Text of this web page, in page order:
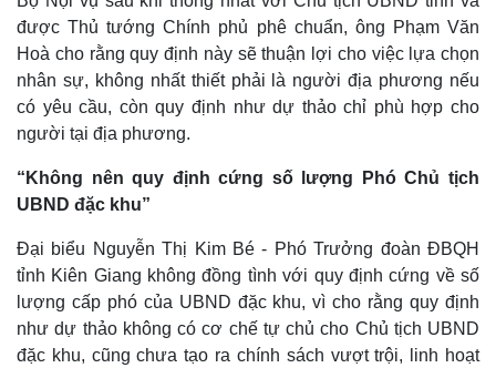
Tỷ giá
Chứng khoán
Giá cà phê
được Thủ tướng Chính phủ phê chuẩn, ông Phạm Văn
Hoà cho rằng quy định này sẽ thuận lợi cho việc lựa chọn
nhân sự, không nhất thiết phải là người địa phương nếu
có yêu cầu, còn quy định như dự thảo chỉ phù hợp cho
người tại địa phương.
“Không nên quy định cứng số lượng Phó Chủ tịch
UBND đặc khu”
Đại biểu Nguyễn Thị Kim Bé - Phó Trưởng đoàn ĐBQH
tỉnh Kiên Giang không đồng tình với quy định cứng về số
lượng cấp phó của UBND đặc khu, vì cho rằng quy định
như dự thảo không có cơ chế tự chủ cho Chủ tịch UBND
đặc khu, cũng chưa tạo ra chính sách vượt trội, linh hoạt